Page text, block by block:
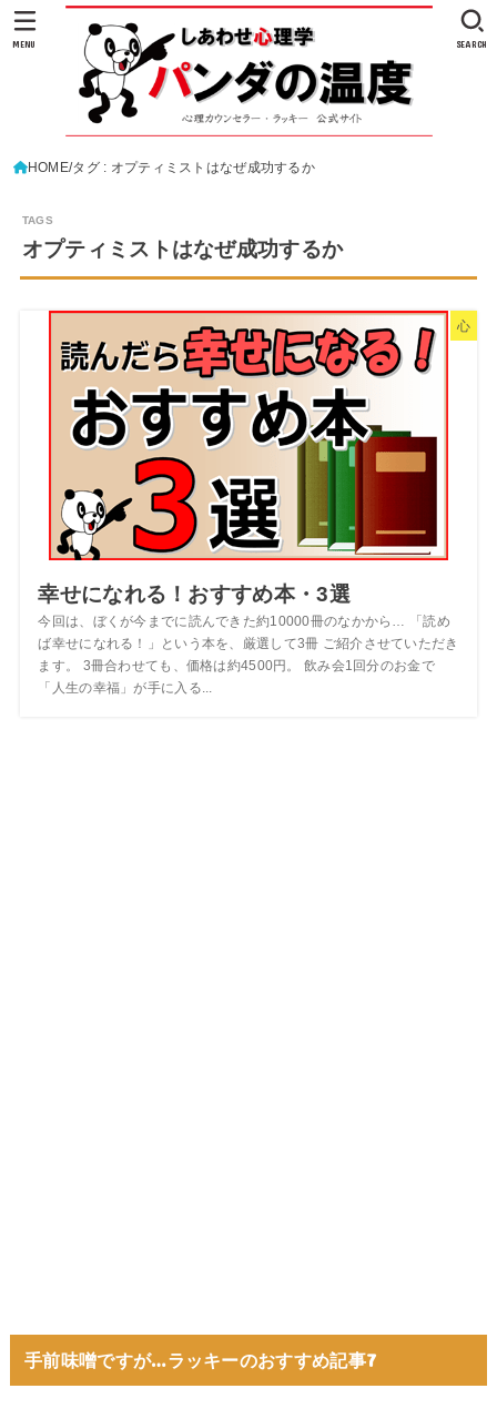
SEARCH
MENU
HOME タグ : オプティミストはなぜ成功するか
オプティミストはなぜ成功するか
心
幸せになれる！おすすめ本・3選
今回は、ぼくが今までに読んできた約10000冊のなかから… 「読め
ば幸せになれる！」という本を、厳選して3冊 ご紹介させていただき
ます。 3冊合わせても、価格は約4500円。 飲み会1回分のお金で
「人生の幸福」が手に入る...
手前味噌ですが…ラッキーのおすすめ記事7